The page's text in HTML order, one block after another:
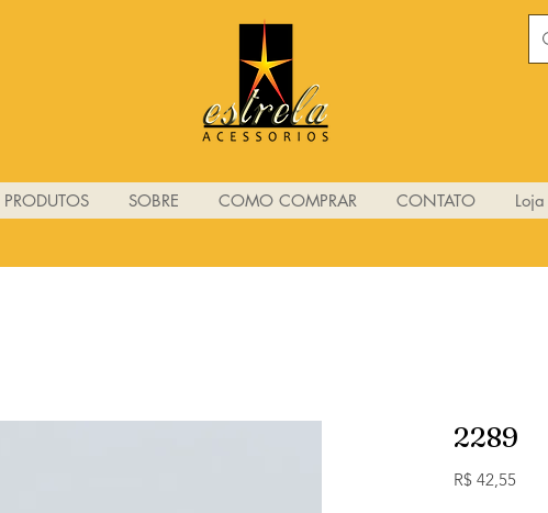
PRODUTOS SOBRE COMO COMPRAR CONTATO Loja
2289
R$ 42,55Preço